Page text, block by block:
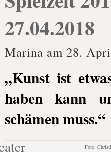
27.04.2018
Marina am 28.
„Kunst ist
haben kann
schämen muss.“
Foto: